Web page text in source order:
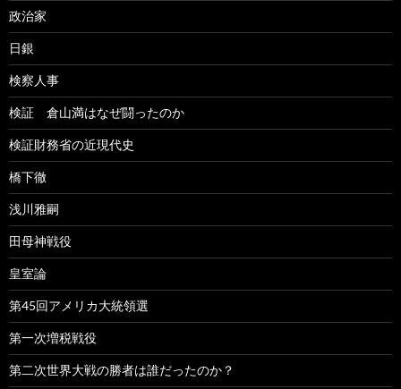
政治家
日銀
検察人事
検証 倉山満はなぜ闘ったのか
検証財務省の近現代史
橋下徹
浅川雅嗣
田母神戦役
皇室論
第45回アメリカ大統領選
第一次増税戦役
第二次世界大戦の勝者は誰だったのか？